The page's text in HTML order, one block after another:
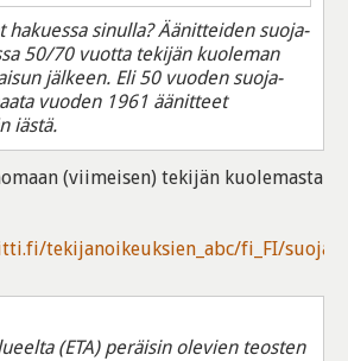
hakuessa sinulla? Äänitteiden suoja-
50/70 vuotta tekijän kuoleman
jälkeen. Eli 50 vuoden suoja-
vuoden 1961 äänitteet
iästä.
(viimeisen) tekijän kuolemasta
tekijanoikeuksien_abc/fi_FI/
(ETA) peräisin olevien teosten